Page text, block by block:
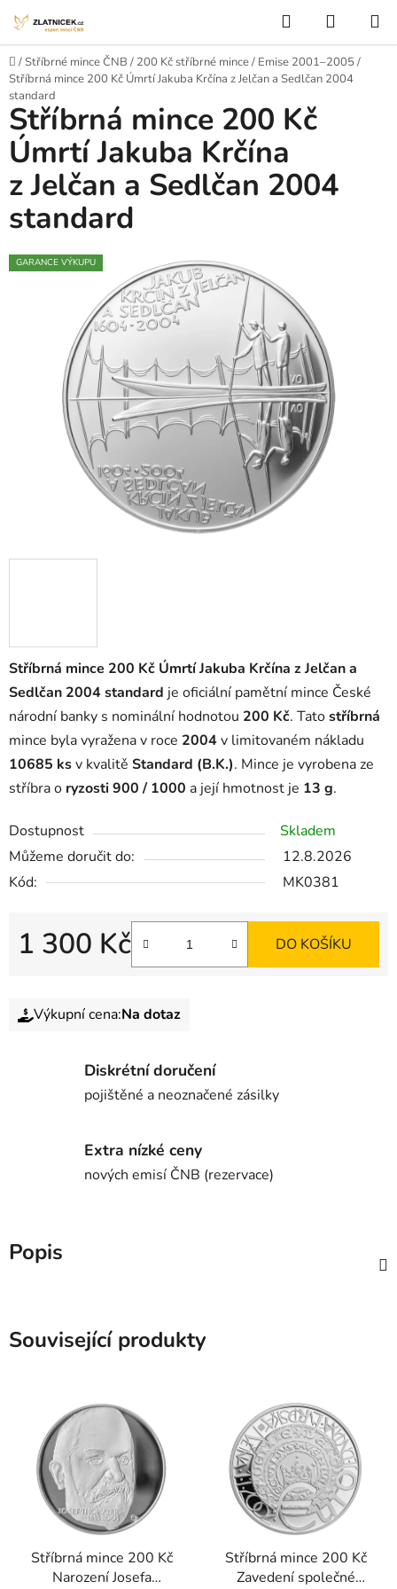
Hledat
Domů
/Stříbrné mince ČNB / 200 Kč stříbrné mince/ Emise 2001–2005/
Stříbrná mince 200 Kč Úmrtí Jakuba Krčína z Jelčan a Sedlčan 2004
standard
Stříbrná mince 200 Kč Úmrtí Jakuba Krčína z Jelčan a
Sedlčan 2004 standard je oficiální pamětní mince České
národní banky s nominální hodnotou 200 Kč. Tatostříbrná
mince byla vyražena v roce 2004v limitovaném nákladu
10685 ksv kvalitě Standard (B.K.). Mince je vyrobena ze
stříbra o ryzosti 900 / 1000 a její hmotnost je 13 g.
Dostupnost
Skladem
Můžeme doručit do:
12.8.2026
Kód:
MK0381
1 300 Kč DO KOŠÍKU
Výkupní cena:Na dotaz
Stříbrná mince 200 Kč
Úmrtí Jakuba Krčína
z Jelčan a Sedlčan 2004
standard
GARANCE VÝKUPU
Diskrétní doručení
pojištěné a neoznačené zásilky
Extra nízké ceny
nových emisí ČNB (rezervace)
Popis
Související produkty
Stříbrná mince 200 Kč
Narození Josefa
Stříbrná mince 200 Kč
Zavedení společné